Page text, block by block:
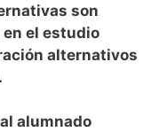
son
el estudio
alternativos
alumnado